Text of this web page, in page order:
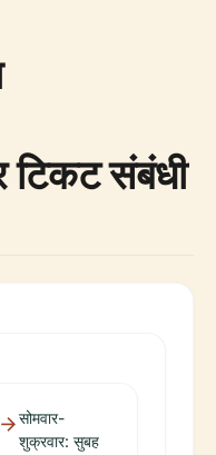
संबंधी
सोमवार-
शुक्रवार: सुबह